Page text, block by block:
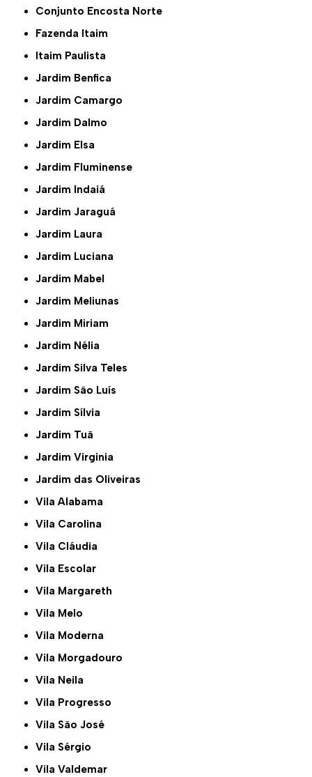
Conjunto Encosta Norte
Fazenda Itaim
Itaim Paulista
Jardim Benfica
Jardim Camargo
Jardim Dalmo
Jardim Elsa
Jardim Fluminense
Jardim Indaiá
Jardim Jaraguá
Jardim Laura
Jardim Luciana
Jardim Mabel
Jardim Meliunas
Jardim Miriam
Jardim Nélia
Jardim Silva Teles
Jardim São Luís
Jardim Sílvia
Jardim Tuã
Jardim Virginia
Jardim das Oliveiras
Vila Alabama
Vila Carolina
Vila Cláudia
Vila Escolar
Vila Margareth
Vila Melo
Vila Moderna
Vila Morgadouro
Vila Neila
Vila Progresso
Vila São José
Vila Sérgio
Vila Valdemar